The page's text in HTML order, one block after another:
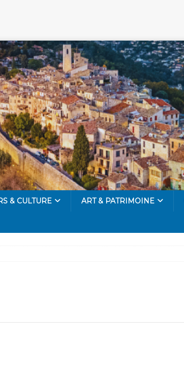
& CULTURE ART & PATRIMOINE